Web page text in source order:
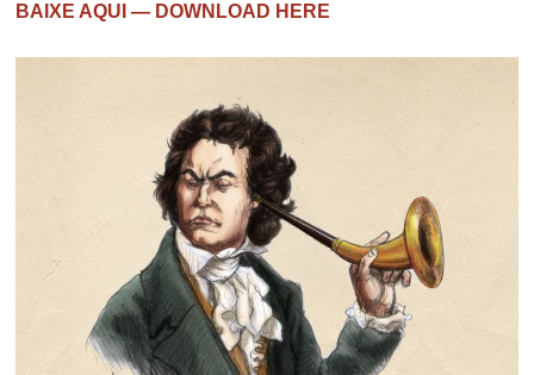
BAIXE AQUI — DOWNLOAD HERE